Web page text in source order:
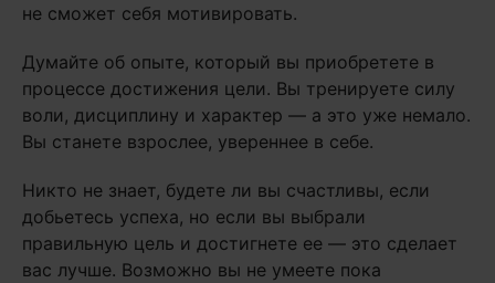
не сможет себя мотивировать.
Думайте об опыте, который вы приобретете в
процессе достижения цели. Вы тренируете силу
воли, дисциплину и характер — а это уже немало.
Вы станете взрослее, увереннее в себе.
Никто не знает, будете ли вы счастливы, если
добьетесь успеха, но если вы выбрали
правильную цель и достигнете ее — это сделает
вас лучше. Возможно вы не умеете пока